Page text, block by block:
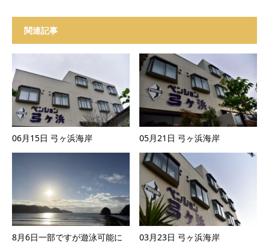
関連記事
06月15日 弓ヶ浜海岸 05月21日 弓ヶ浜海岸
8月6日一部ですが遊泳可能に 03月23日 弓ヶ浜海岸